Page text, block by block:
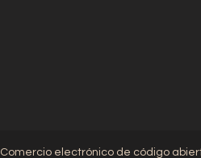
Comercio electrónico de código